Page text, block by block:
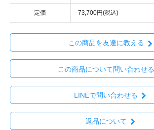
定価 73,700円(税込)
この商品を友達に教える
この商品について問い合わせる
LINEで問い合わせる
返品について